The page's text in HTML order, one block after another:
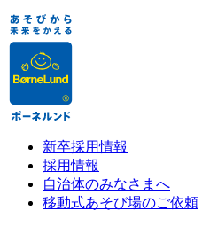
新卒採用情報
採用情報
自治体のみなさまへ
移動式あそび場のご依頼